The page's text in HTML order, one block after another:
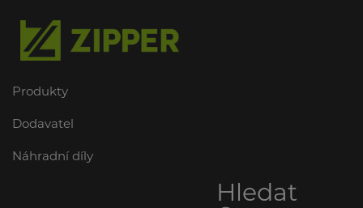
Produkty
Dodavatel
Náhradní díly
Hledat